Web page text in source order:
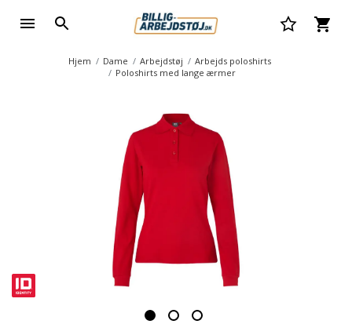
Hjem Dame Arbejdstøj
Arbejds poloshirts
Poloshirts med lange ærmer